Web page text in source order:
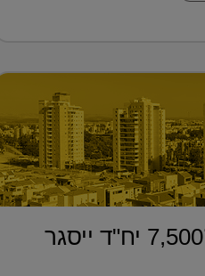
"גל" מכרזים עם כ־7,500 יח"ד ייסגר